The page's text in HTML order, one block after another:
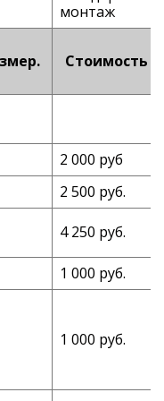
монтаж
Стоимость
2 000 руб
2 500 руб.
4 250 руб.
1 000 руб.
1 000 руб.